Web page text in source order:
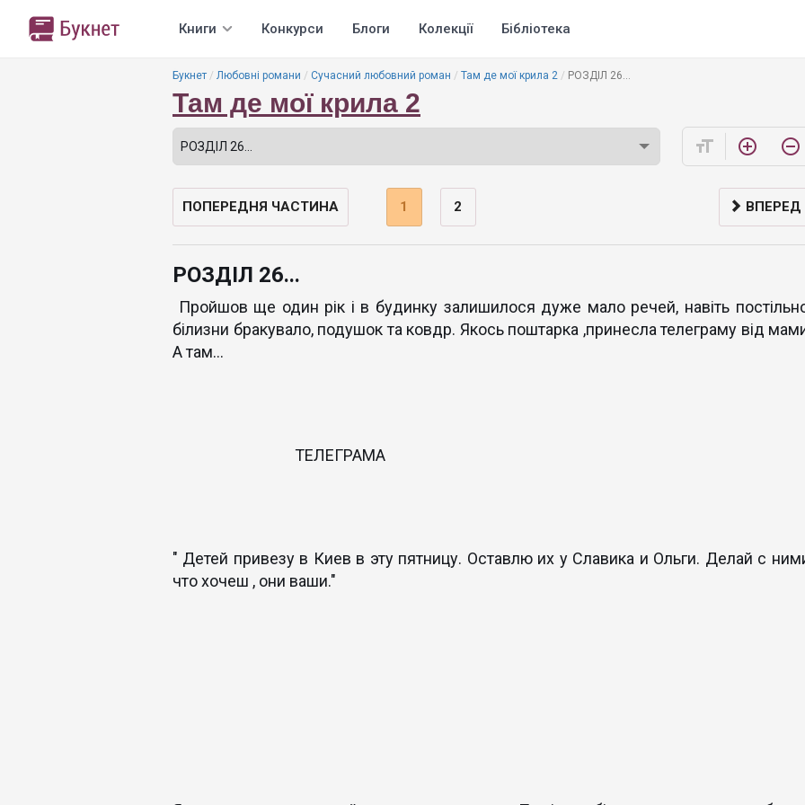
Книги Конкурси Блоги Колекції Бібліотека
Букнет Любовні романи Сучасний любовний роман Там де мої крила 2 РОЗДІЛ 26...
Там де мої крила 2
format_size add_circle_outline remove_circle_outline
ПОПЕРЕДНЯ ЧАСТИНА 1 2 ВПЕРЕД
РОЗДІЛ 26...
Пройшов ще один рік і в будинку залишилося дуже мало речей, навіть
білизни бракувало, подушок та ковдр. Якось поштарка ,принесла телеграму від
А там...
ТЕЛЕГРАМА
" Детей привезу в Киев в эту пятницу. Оставлю их у Славика и Ольги. Делай с
что хочеш , они ваши."